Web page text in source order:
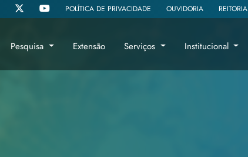
Pesquisa Extensão Serviços Institucional
POLÍTICA DE PRIVACIDADE OUVIDORIA REITORIA